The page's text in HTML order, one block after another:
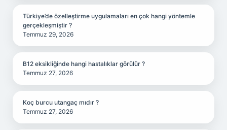
Türkiye’de özelleştirme uygulamaları en çok hangi yöntemle
gerçekleşmiştir ?
Temmuz 29, 2026
B12 eksikliğinde hangi hastalıklar görülür ?
Temmuz 27, 2026
Koç burcu utangaç mıdır ?
Temmuz 27, 2026